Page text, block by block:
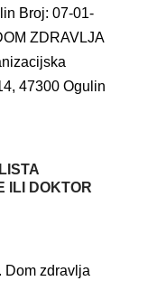
Broj: 07-01-
ZDRAVLJA
47300 Ogulin
ILI DOKTOR
Dom zdravlja